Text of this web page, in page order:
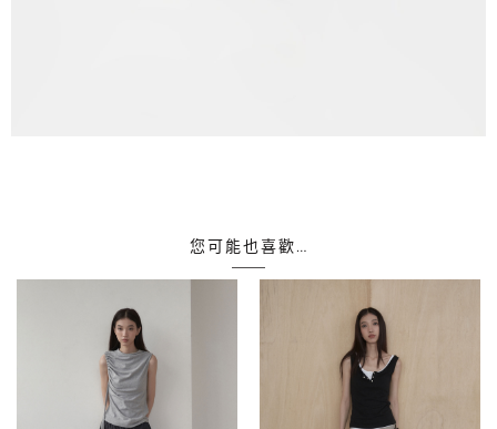
您可能也喜歡…